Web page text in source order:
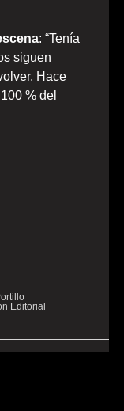
: “Tenía
siguen
Hace
% del
Editorial